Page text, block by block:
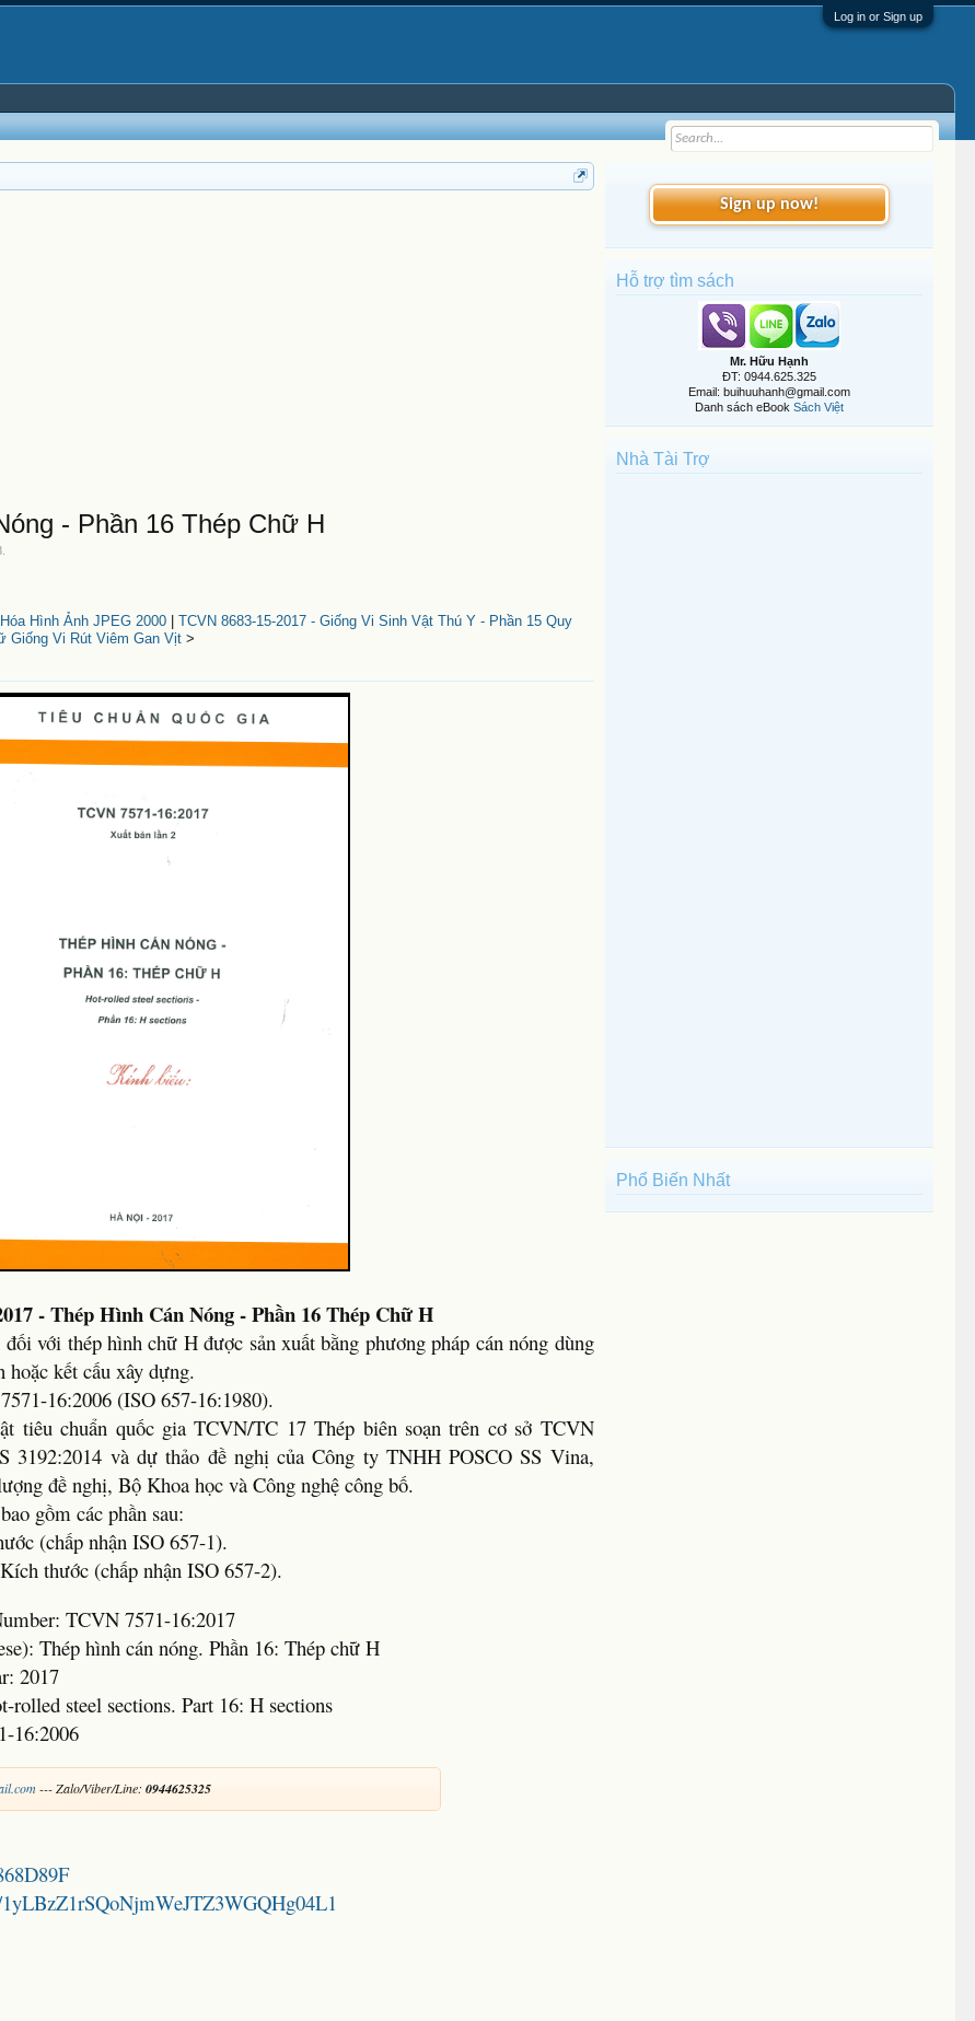
Log in or Sign up
- Phần 16 Thép Chữ H
Hình Ảnh JPEG 2000| TCVN 8683-15-2017 - Giống Vi Sinh Vật Thú Y - Phần 15 Quy
Giống Vi Rút Viêm Gan Vịt >
- Thép Hình Cán Nóng - Phần 16 Thép Chữ H
với thép hình chữ H được sản xuất bằng phương pháp cán nóng dùng
hoặc kết cấu xây dựng.
16:2006 (ISO 657-16:1980).
tiêu chuẩn quốc gia TCVN/TC 17 Thép biên soạn trên cơ sở TCVN
3192:2014 và dự thảo đề nghị của Công ty TNHH POSCO SS Vina,
đề nghị, Bộ Khoa học và Công nghệ công bố.
gồm các phần sau:
(chấp nhận ISO 657-1).
thước (chấp nhận ISO 657-2).
TCVN 7571-16:2017
Thép hình cán nóng. Phần 16: Thép chữ H
2017
steel sections. Part 16: H sections
16:2006
--- Zalo/Viber/Line:0944625325
Sign up now!
Hỗ trợ tìm sách
Mr. Hữu Hạnh
ĐT: 0944.625.325
Email: buihuuhanh@gmail.com
Danh sách eBook Sách Việt
Nhà Tài Trợ
Phổ Biến Nhất